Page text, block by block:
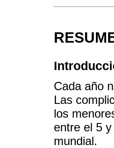
Cada año
Las
los
entre el 5
mundial.